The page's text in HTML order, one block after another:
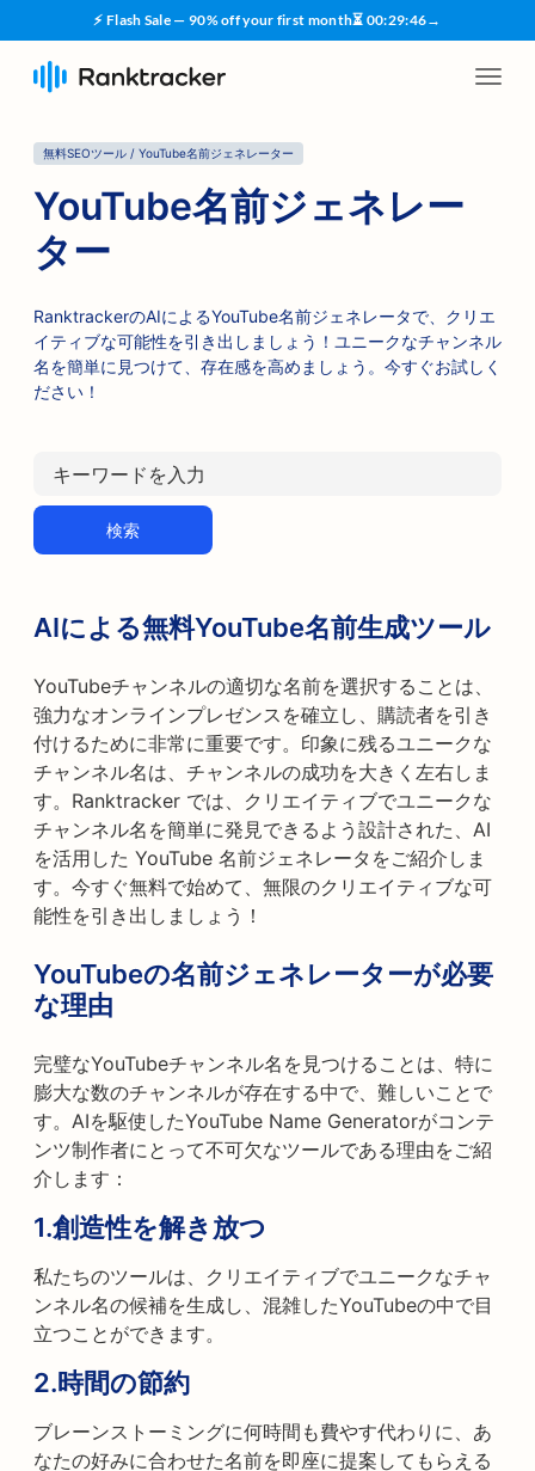
⚡ Flash Sale — 90% off your first month⏳ 00:29:45→
無料SEOツール / YouTube名前ジェネレーター
YouTube名前ジェネレー
ター
RanktrackerのAIによるYouTube名前ジェネレータで、クリエ
イティブな可能性を引き出しましょう！ユニークなチャンネル
名を簡単に見つけて、存在感を高めましょう。今すぐお試しく
ださい！
検索
AIによる無料YouTube名前生成ツール
YouTubeチャンネルの適切な名前を選択することは、
強力なオンラインプレゼンスを確立し、購読者を引き
付けるために非常に重要です。印象に残るユニークな
チャンネル名は、チャンネルの成功を大きく左右しま
す。Ranktracker では、クリエイティブでユニークな
チャンネル名を簡単に発見できるよう設計された、AI
を活用した YouTube 名前ジェネレータをご紹介しま
す。今すぐ無料で始めて、無限のクリエイティブな可
能性を引き出しましょう！
YouTubeの名前ジェネレーターが必要
な理由
完璧なYouTubeチャンネル名を見つけることは、特に
膨大な数のチャンネルが存在する中で、難しいことで
す。AIを駆使したYouTube Name Generatorがコンテ
ンツ制作者にとって不可欠なツールである理由をご紹
介します：
1.創造性を解き放つ
私たちのツールは、クリエイティブでユニークなチャ
ンネル名の候補を生成し、混雑したYouTubeの中で目
立つことができます。
2.時間の節約
ブレーンストーミングに何時間も費やす代わりに、あ
なたの好みに合わせた名前を即座に提案してもらえる